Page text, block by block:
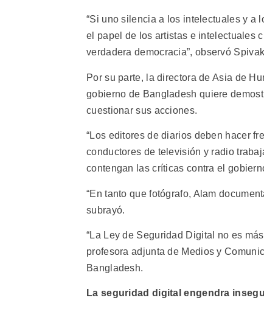
“Si uno silencia a los intelectuales y a
el papel de los artistas e intelectuales
verdadera democracia”, observó
Por su parte, la directora de Asia de
gobierno de Bangladesh quiere
cuestionar sus acciones.
“Los editores de diarios deben hacer
conductores de televisión y radio
contengan las críticas contra el
“En tanto que fotógrafo, Alam
subrayó.
“La Ley de Seguridad Digital no es
profesora adjunta de Medios y
Bangladesh.
La seguridad digital engendra